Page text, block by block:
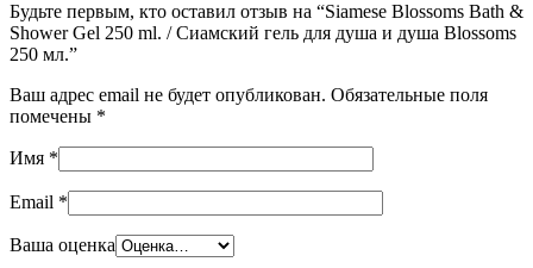
Будьте первым, кто оставил отзыв на “Siamese Blossoms Bath &
Shower Gel 250 ml. / Сиамский гель для душа и душа Blossoms
250 мл.”
Ваш адрес email не будет опубликован. Обязательные поля
помечены *
Имя *
Email *
Ваша оценка